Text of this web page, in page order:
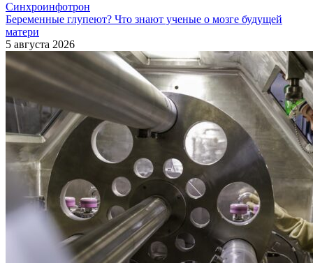
Синхроинфотрон
Беременные глупеют? Что знают ученые о мозге будущей
матери
5 августа 2026